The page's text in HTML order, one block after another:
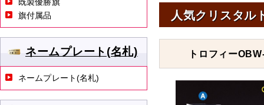
人気クリスタル
トロフィー
旗付属品
ネームプレート(名札)
ネームプレート(名札)